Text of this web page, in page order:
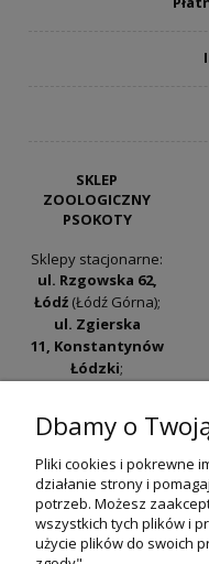
SKLEP
ZOOLOGICZNY
PSOKOTY
Sklepy stacjonarne:
ul. Rzgowska 62,
Łódź(Łódź Górna);
ul. Zgierska
11, Konstantynów
Łódzki;
Widzew).
Godziny otwarcia:
pn-pt 9:00-17:00
+48 530 230 483
psokoty@psokoty.pl
Dbamy o
Pliki cookies i pokrewne
działanie strony i
potrzeb. Możesz
wszystkich tych plików i
użycie plików do swoich